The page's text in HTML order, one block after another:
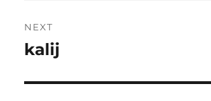
NEXT
Next
kalij